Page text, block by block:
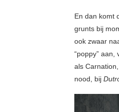
En dan komt
grunts bij
ook zwaar
“poppy”
als
nood, bij